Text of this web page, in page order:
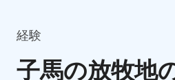
経験
子馬の放牧地